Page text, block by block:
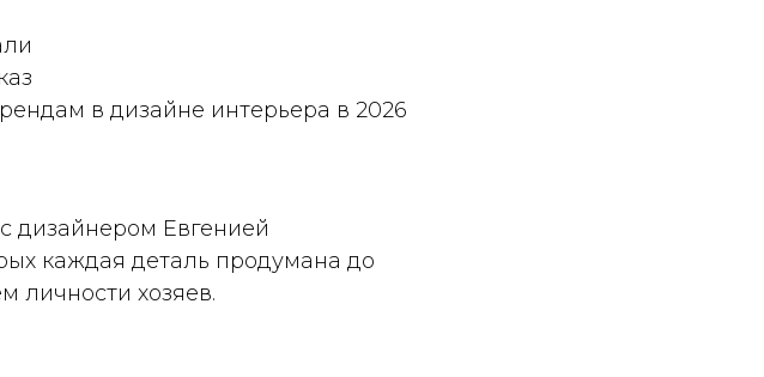
в дизайне интерьера в 2026
дизайнером Евгенией
каждая деталь продумана до
личности хозяев.